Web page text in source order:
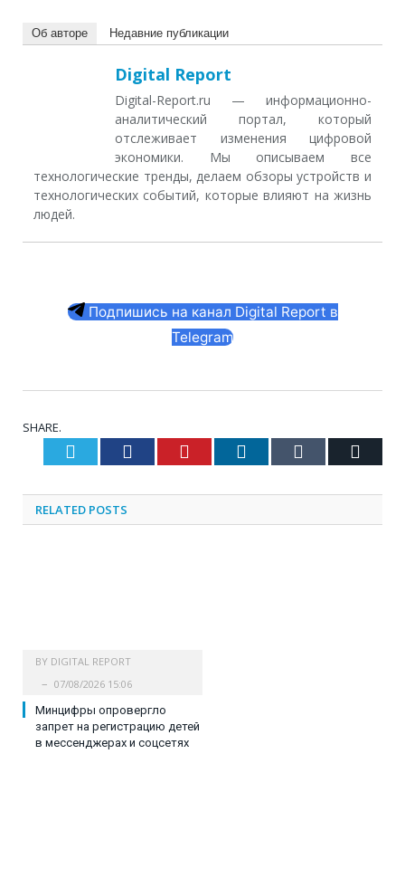
Об авторе Недавние публикации
Digital Report
Digital-Report.ru — информационно-
аналитический портал, который
отслеживает изменения цифровой
экономики. Мы описываем все
технологические тренды, делаем обзоры устройств и
технологических событий, которые влияют на жизнь
людей.
Подпишись на канал Digital Report в
Telegram
SHARE.
Twitter Facebook Pinterest LinkedIn Tumblr
RELATED POSTS
BY DIGITAL REPORT
07/08/2026 15:06
Минцифры опровергло
запрет на регистрацию детей
в мессенджерах и соцсетях